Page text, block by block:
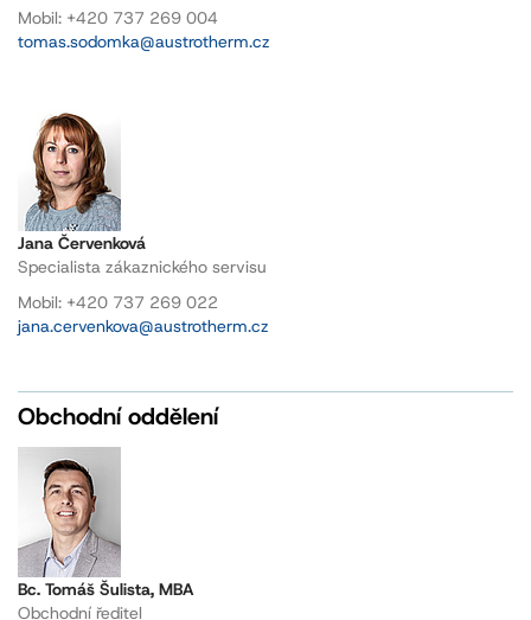
Mobil: +420 737 269 004
tomas.sodomka@austrotherm.cz
Jana Červenková
Specialista zákaznického servisu
Mobil: +420 737 269 022
jana.cervenkova@austrotherm.cz
Obchodní oddělení
Bc. Tomáš Šulista, MBA
Obchodní ředitel